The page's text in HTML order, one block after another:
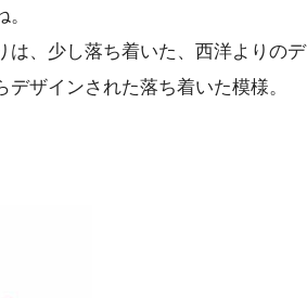
は、少し落ち着いた、西洋よりのデ
ザインされた落ち着いた模様。